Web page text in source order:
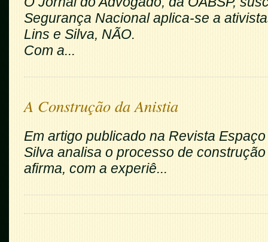
Segurança Nacional aplica-se a
Lins e Silva, NÃO.
Com a...
A Construção da Anistia
Em artigo publicado na Revista
Silva analisa o processo de
afirma, com a experiê...